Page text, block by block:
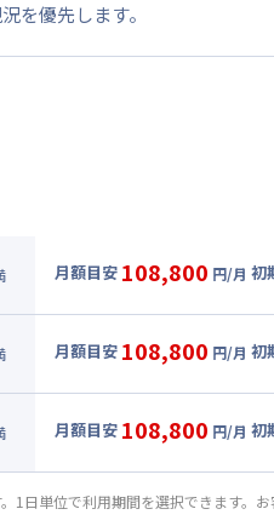
を優先します。
月額目安 108,800 円/月 初
108,000円/月 (3,600
光熱費他 : 0円/月 (0円/日)
清掃料他 : 15,000円/回 (税
その他費用 :
保険料: 800円/月
月額目安 108,800 円/月 初
108,000円/月 (3,600
光熱費他 : 0円/月 (0円/日)
清掃料他 : 15,000円/回 (税
月額目安 108,800 円/月 初
月額賃料目安(30日利用)
日単位で利用期間を選択できます。